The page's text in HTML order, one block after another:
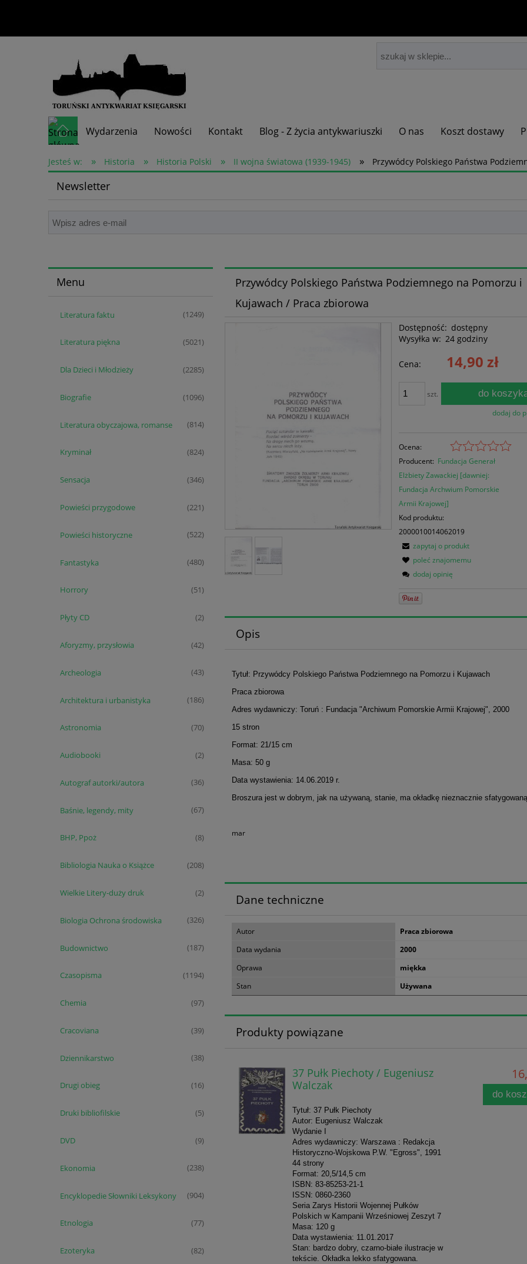
Wydarzenia Nowości Kontakt Blog - Z życia antykwariuszki O nas Koszt dostawy
Skup książek
Jesteś w: » Historia » Historia Polski » II wojna światowa (1939-1945) » Przywódcy Polskiego Państwa
Newsletter
Menu
Literatura faktu (1249)
Literatura piękna (5021)
Dla Dzieci i Młodzieży (2285)
Biografie (1096)
Literatura obyczajowa, romanse (814)
Kryminał (824)
Sensacja (346)
Powieści przygodowe (221)
Powieści historyczne (522)
Fantastyka (480)
Horrory (51)
Płyty CD (2)
Aforyzmy, przysłowia (42)
Archeologia (43)
Architektura i urbanistyka (186)
Astronomia (70)
Audiobooki (2)
Autograf autorki/autora (36)
Baśnie, legendy, mity (67)
BHP, Ppoż (8)
Bibliologia Nauka o Książce (208)
Wielkie Litery-duży druk (2)
Biologia Ochrona środowiska (326)
Budownictwo (187)
Czasopisma (1194)
Chemia (97)
Cracoviana (39)
Dziennikarstwo (38)
Drugi obieg (16)
Druki bibliofilskie (5)
DVD (9)
Ekonomia (238)
Encyklopedie Słowniki Leksykony (904)
Etnologia (77)
Ezoteryka (82)
Przywódcy Polskiego Państwa Podziemnego na Pomorzu i
Kujawach / Praca zbiorowa
Dostępność: dostępny
Wysyłka w: 24 godziny
Cena: 14,90 zł
szt. do
dodaj do
Ocena:
Producent: Fundacja Generał
Elżbiety Zawackiej [dawniej:
Fundacja Archwium Pomorskie
Armii Krajowej]
Kod produktu:
2000010014062019
zapytaj o produkt
poleć znajomemu
dodaj opinię
Opis
Tytuł: Przywódcy Polskiego Państwa Podziemnego na Pomorzu i Kujawach
Praca zbiorowa
Adres wydawniczy: Toruń : Fundacja "Archiwum Pomorskie Armii Krajowej", 2000
15 stron
Format: 21/15 cm
Masa: 50 g
Data wystawienia: 14.06.2019 r.
Broszura jest w dobrym, jak na używaną, stanie, ma okładkę nieznacznie
mar
Dane techniczne
Autor
Praca zbiorowa
Data wydania
2000
Oprawa
miękka
Stan
Używana
Produkty powiązane
37 Pułk Piechoty / Eugeniusz
Walczak
Tytuł: 37 Pułk Piechoty
Autor: Eugeniusz Walczak
Wydanie I
Adres wydawniczy: Warszawa : Redakcja
Historyczno-Wojskowa P.W. "Egross", 1991
44 strony
Format: 20,5/14,5 cm
ISBN: 83-85253-21-1
ISSN: 0860-2360
Seria Zarys Historii Wojennej Pułków
Polskich w Kampanii Wrześniowej Zeszyt 7
Masa: 120 g
Data wystawienia: 11.01.2017
Stan: bardzo dobry, czarno-białe ilustracje w
tekście. Okładka lekko sfatygowana.
do